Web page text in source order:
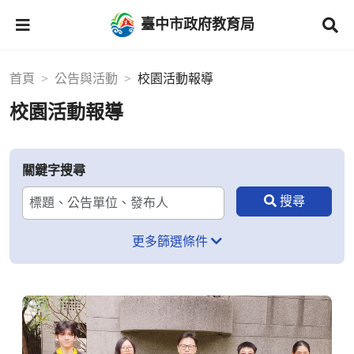
臺中市政府教育局
首頁 公告與活動 校園活動報導
校園活動報導
關鍵字搜尋
更多篩選條件